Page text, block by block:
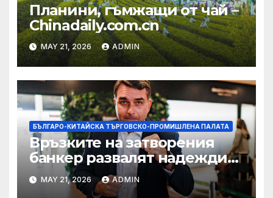
Планини, гъмжащи от чай –
Chinadaily.com.cn
MAY 21, 2026 ADMIN
БЪЛГАРО-КИТАЙСКА ТЪРГОВСКО-ПРОМИШЛЕНА ПАЛАТА
Връзките на затворения
банкер развалят надеждите
на Флавио Болсонаро за
президент на Бразилия
MAY 21, 2026 ADMIN